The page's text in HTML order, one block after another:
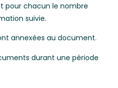
pour chacun le nombre
suivie.
annexées au document.
durant une période